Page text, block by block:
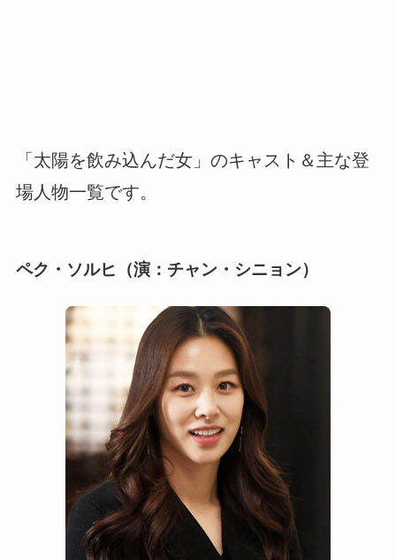
「太陽を飲み込んだ女」のキャスト＆主な登
場人物一覧です。
ペク・ソルヒ（演：チャン・シニョン）